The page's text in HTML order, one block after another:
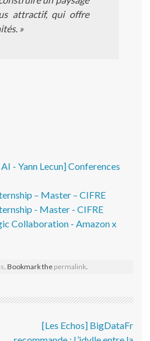
attractif, qui offre
»
- Yann Lecun] Conferences
– Master – CIFRE
- Master - CIFRE
Collaboration - Amazon x
. Bookmark the permalink.
[Les Echos] BigDataFr